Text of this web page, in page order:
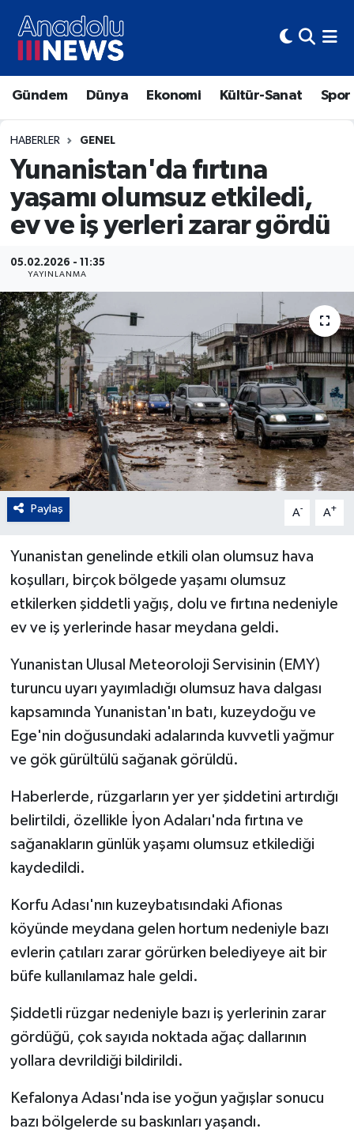
Gündem Dünya Ekonomi Kültür-Sanat Spor
HABERLER GENEL
Yunanistan'da fırtına
yaşamı olumsuz etkiledi,
ev ve iş yerleri zarar gördü
05.02.2026 - 11:35
YAYINLANMA
Paylaş A- A+
Yunanistan genelinde etkili olan olumsuz hava
koşulları, birçok bölgede yaşamı olumsuz
etkilerken şiddetli yağış, dolu ve fırtına nedeniyle
ev ve iş yerlerinde hasar meydana geldi.
Yunanistan Ulusal Meteoroloji Servisinin (EMY)
turuncu uyarı yayımladığı olumsuz hava dalgası
kapsamında Yunanistan'ın batı, kuzeydoğu ve
Ege'nin doğusundaki adalarında kuvvetli yağmur
ve gök gürültülü sağanak görüldü.
Haberlerde, rüzgarların yer yer şiddetini artırdığı
belirtildi, özellikle İyon Adaları'nda fırtına ve
sağanakların günlük yaşamı olumsuz etkilediği
kaydedildi.
Korfu Adası'nın kuzeybatısındaki Afionas
köyünde meydana gelen hortum nedeniyle bazı
evlerin çatıları zarar görürken belediyeye ait bir
büfe kullanılamaz hale geldi.
Şiddetli rüzgar nedeniyle bazı iş yerlerinin zarar
gördüğü, çok sayıda noktada ağaç dallarının
yollara devrildiği bildirildi.
Kefalonya Adası'nda ise yoğun yağışlar sonucu
bazı bölgelerde su baskınları yaşandı.
Hava Durumu
Trafik Durumu
Süper Lig Puan Durumu ve Fikstür
Tüm Manşetler
Son Dakika Haberleri
Haber Arşivi